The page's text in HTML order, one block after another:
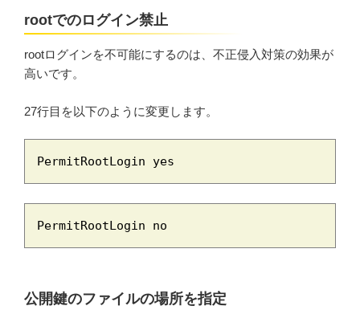
rootでのログイン禁止
rootログインを不可能にするのは、不正侵入対策の効果が
高いです。
27行目を以下のように変更します。
PermitRootLogin yes
PermitRootLogin no
公開鍵のファイルの場所を指定